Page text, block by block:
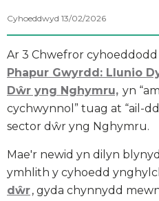
Cyhoeddwyd 13/02/2026
Ar 3 Chwefror
Phapur Gwyrdd: Llunio
Dŵr yng Nghymru, yn
cychwynnol” tuag at “ail-
sector dŵr yng Nghymru.
Mae'r newid yn dilyn
ymhlith y cyhoedd
dŵr, gyda chynnydd